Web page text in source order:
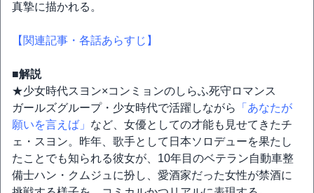
真摯に描かれる。
【関連記事・各話あらすじ】
■解説
★少女時代スヨン×コンミョンのしらふ死守ロマンス
ガールズグループ・少女時代で活躍しながら
「あなたが
願いを言えば」 など、女優としての才能も見せてきたチ
ェ・スヨン。昨年、歌手として日本ソロデューを果たし
たことでも知られる彼女が、10年目のベテラン自動車整
備士ハン・クムジュに扮し、愛酒家だった女性が禁酒に